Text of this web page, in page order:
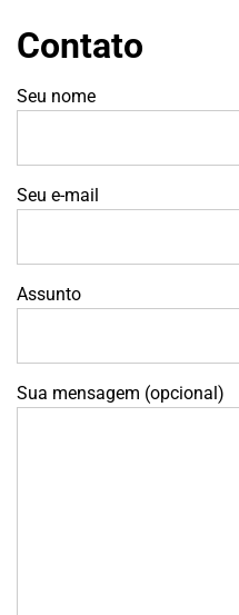
Contato
Seu nome
Seu e-mail
Assunto
Sua mensagem (opcional)